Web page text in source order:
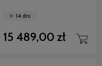
14 dni
15 489,00 zł